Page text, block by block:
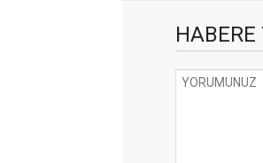
HABERE